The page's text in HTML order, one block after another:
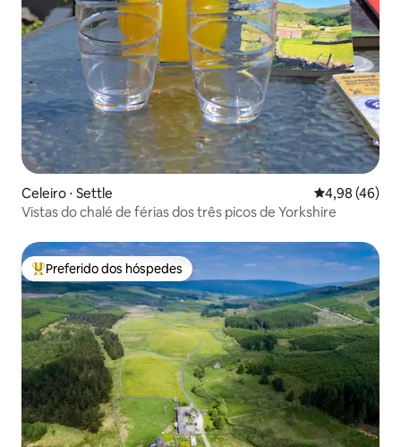
Celeiro ⋅ Settle 4,98 de uma
4,98 (46)
Vistas do chalé de férias dos três picos de Yorkshire
Entre os melhores preferidos dos hóspedes
Preferido dos hóspedes